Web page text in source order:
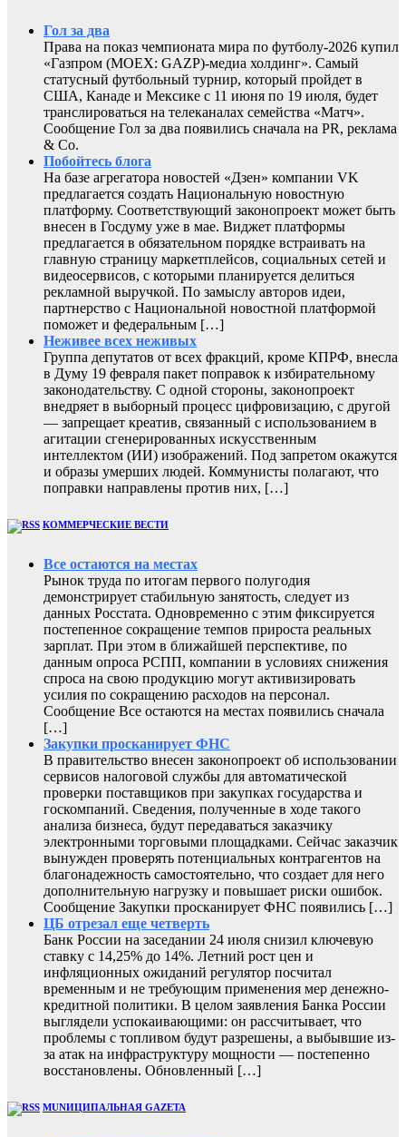
Гол за два
Права на показ чемпионата мира по футболу-2026 купил
«Газпром (MOEX: GAZP)-медиа холдинг». Самый
статусный футбольный турнир, который пройдет в
США, Канаде и Мексике с 11 июня по 19 июля, будет
транслироваться на телеканалах семейства «Матч».
Сообщение Гол за два появились сначала на PR, реклама
& Co.
Побойтесь блога
На базе агрегатора новостей «Дзен» компании VK
предлагается создать Национальную новостную
платформу. Соответствующий законопроект может быть
внесен в Госдуму уже в мае. Виджет платформы
предлагается в обязательном порядке встраивать на
главную страницу маркетплейсов, социальных сетей и
видеосервисов, с которыми планируется делиться
рекламной выручкой. По замыслу авторов идеи,
партнерство с Национальной новостной платформой
поможет и федеральным […]
Неживее всех неживых
Группа депутатов от всех фракций, кроме КПРФ, внесла
в Думу 19 февраля пакет поправок к избирательному
законодательству. С одной стороны, законопроект
внедряет в выборный процесс цифровизацию, с другой
— запрещает креатив, связанный с использованием в
агитации сгенерированных искусственным
интеллектом (ИИ) изображений. Под запретом окажутся
и образы умерших людей. Коммунисты полагают, что
поправки направлены против них, […]
КОММЕРЧЕСКИЕ ВЕСТИ
Все остаются на местах
Рынок труда по итогам первого полугодия
демонстрирует стабильную занятость, следует из
данных Росстата. Одновременно с этим фиксируется
постепенное сокращение темпов прироста реальных
зарплат. При этом в ближайшей перспективе, по
данным опроса РСПП, компании в условиях снижения
спроса на свою продукцию могут активизировать
усилия по сокращению расходов на персонал.
Сообщение Все остаются на местах появились сначала
[…]
Закупки просканирует ФНС
В правительство внесен законопроект об использовании
сервисов налоговой службы для автоматической
проверки поставщиков при закупках государства и
госкомпаний. Сведения, полученные в ходе такого
анализа бизнеса, будут передаваться заказчику
электронными торговыми площадками. Сейчас заказчик
вынужден проверять потенциальных контрагентов на
благонадежность самостоятельно, что создает для него
дополнительную нагрузку и повышает риски ошибок.
Сообщение Закупки просканирует ФНС появились […]
ЦБ отрезал еще четверть
Банк России на заседании 24 июля снизил ключевую
ставку с 14,25% до 14%. Летний рост цен и
инфляционных ожиданий регулятор посчитал
временным и не требующим применения мер денежно-
кредитной политики. В целом заявления Банка России
выглядели успокаивающими: он рассчитывает, что
проблемы с топливом будут разрешены, а выбывшие из-
за атак на инфраструктуру мощности — постепенно
восстановлены. Обновленный […]
MUNИЦИПАЛЬНАЯ GAZЕТА